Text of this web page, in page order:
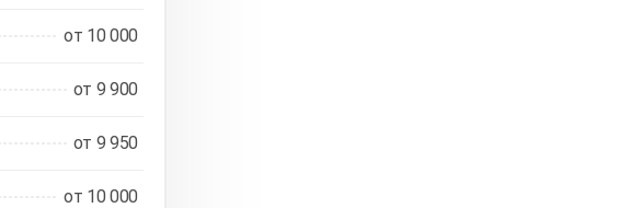
от 10 000
от 9 900
от 9 950
от 10 000